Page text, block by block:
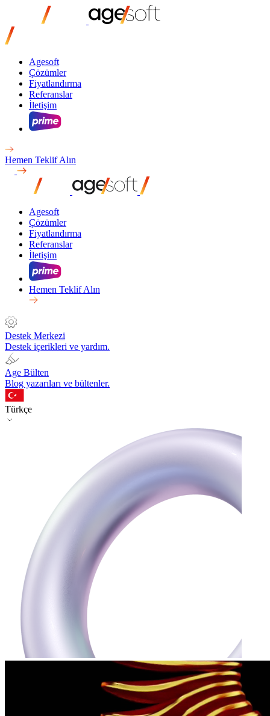
Agesoft
Çözümler
Fiyatlandırma
Referanslar
İletişim
Hemen Teklif Alın
Agesoft
Çözümler
Fiyatlandırma
Referanslar
İletişim
Hemen Teklif Alın
Destek Merkezi
Destek içerikleri ve yardım.
Age Bülten
Blog yazarıları ve bültenler.
Türkçe